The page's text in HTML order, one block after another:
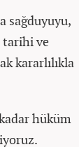
sağduyuyu,
tarihi ve
kararlılıkla
hüküm